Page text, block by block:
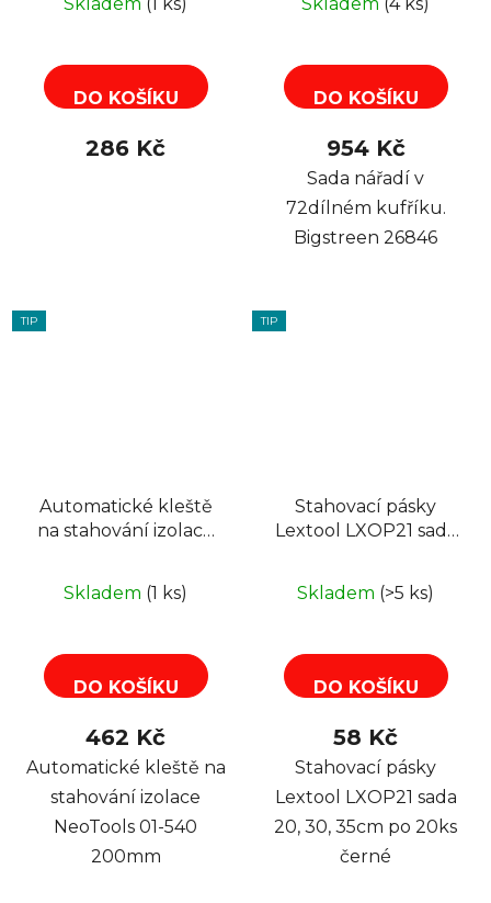
DO KOŠÍKU
286 Kč
DO KOŠÍKU
954 Kč
Sada nářadí v
72dílném kufříku.
Bigstreen 26846
TIP
Automatické kleště
na stahování izolace
Skladem (1 ks)
DO KOŠÍKU
462 Kč
Automatické kleště na
stahování izolace
NeoTools 01-540
200mm
TIP
Stahovací pásky
Lextool LXOP21 sada
Skladem (>5 ks)
DO KOŠÍKU
58 Kč
Stahovací pásky
Lextool LXOP21 sada
20, 30, 35cm po 20ks
černé